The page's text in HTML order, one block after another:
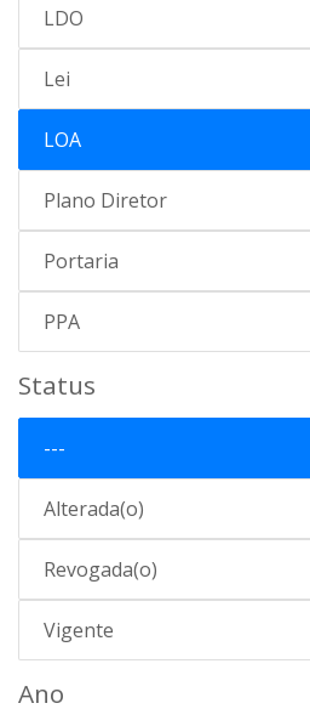
LDO
Lei
LOA
Plano Diretor
Portaria
PPA
Status
---
Alterada(o)
Revogada(o)
Vigente
Ano